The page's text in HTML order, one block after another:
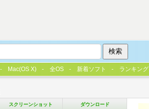
スクリーンショット ダウンロード
Mac(OS X) 全OS 新着ソフト ランキング